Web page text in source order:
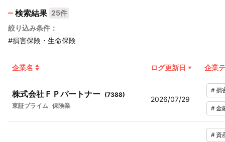
検索結果 25件
絞り込み条件：
#損害保険・生命保険
企業名 ログ更新日 企業
株式会社ＦＰパートナー (7388)
東証プライム 保険業
2026/07/29
#損
#金
# 資